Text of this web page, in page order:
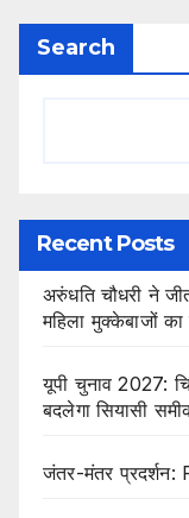
Search
Recent Posts
अरुंधति चौधरी ने
महिला मुक्केबाजों का
यूपी चुनाव 2027:
बदलेगा सियासी
जंतर-मंतर प्रदर्शन: